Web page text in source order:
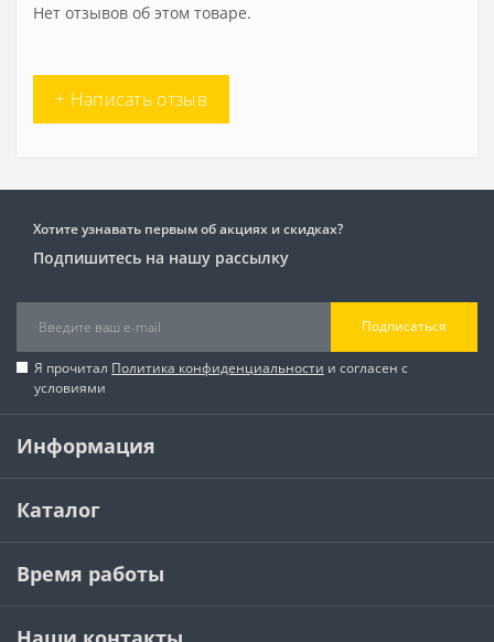
Нет отзывов об этом товаре.
+ Написать отзыв
Хотите узнавать первым об акциях и скидках?
Подпишитесь на нашу рассылку
Подписаться
Я прочитал Политика конфиденциальности и согласен с
условиями
Информация
Каталог
Время работы